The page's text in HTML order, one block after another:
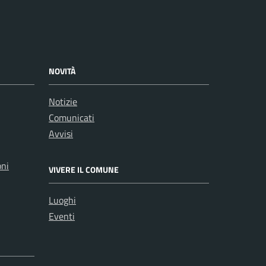
NOVITÀ
Notizie
Comunicati
Avvisi
VIVERE IL COMUNE
Luoghi
Eventi